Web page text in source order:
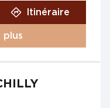
Itinéraire
plus